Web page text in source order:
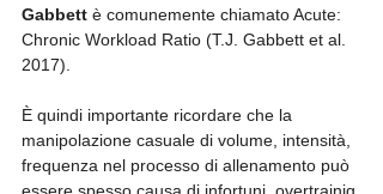
Gabbett è comunemente chiamato Acute:
Chronic Workload Ratio (T.J. Gabbett et al.
2017).
È quindi importante ricordare che la
manipolazione casuale di volume, intensità,
frequenza nel processo di allenamento può
essere spesso causa di infortuni, overtrainig